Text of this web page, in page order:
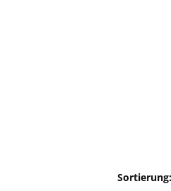
Sortierung: